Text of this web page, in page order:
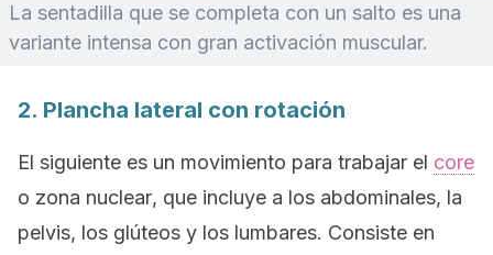
La sentadilla que se completa con un salto es una
variante intensa con gran activación muscular.
2. Plancha lateral con rotación
El siguiente es un movimiento para trabajar el core
o zona nuclear, que incluye a los abdominales, la
pelvis, los glúteos y los lumbares. Consiste en